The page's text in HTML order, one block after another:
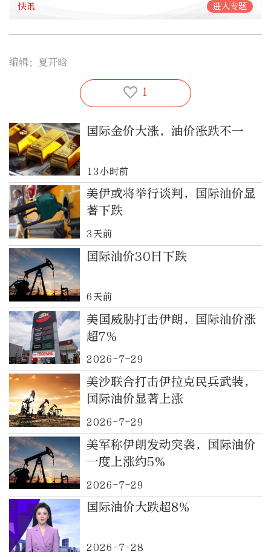
快讯 进入专题
编辑：夏开晗
1
国际金价大涨，油价涨跌不一
13小时前
美伊或将举行谈判，国际油价显
著下跌
3天前
国际油价30日下跌
6天前
美国威胁打击伊朗，国际油价涨
超7%
2026-7-29
美沙联合打击伊拉克民兵武装，
国际油价显著上涨
2026-7-29
美军称伊朗发动突袭，国际油价
一度上涨约5%
2026-7-29
国际油价大跌超8%
2026-7-28